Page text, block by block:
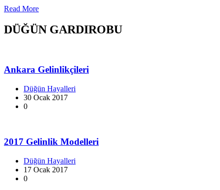
Read More
DÜĞÜN GARDIROBU
Ankara Gelinlikçileri
Düğün Hayalleri
30 Ocak 2017
0
2017 Gelinlik Modelleri
Düğün Hayalleri
17 Ocak 2017
0